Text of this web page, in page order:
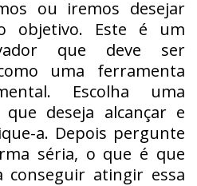
ou iremos desejar
objetivo. Este é um
que deve ser
uma ferramenta
Escolha uma
deseja alcançar e
a. Depois pergunte
séria, o que é que
atingir essa